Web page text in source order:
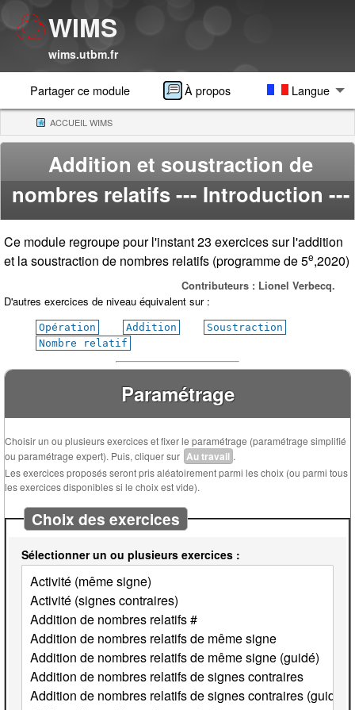
WIMS
wims.utbm.fr
Partager ce module À propos Langue
ACCUEIL WIMS(CURRENT)
Addition et soustraction de
nombres relatifs --- Introduction ---
Ce module regroupe pour l'instant 23 exercices sur l'addition
et la soustraction de nombres relatifs (programme de 5e,2020)
Contributeurs : Lionel Verbecq.
D'autres exercices de niveau équivalent sur :
Opération Addition
Soustraction
Nombre relatif
Paramétrage
Choisir un ou plusieurs exercices et fixer le paramétrage (paramétrage simplifié
ou paramétrage expert). Puis, cliquer sur Au travail .
Les exercices proposés seront pris aléatoirement parmi les choix (ou parmi tous
les exercices disponibles si le choix est vide).
Choix des exercices
Sélectionner un ou plusieurs exercices :